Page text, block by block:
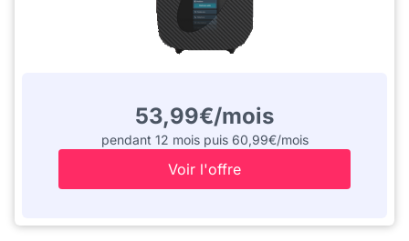
53,99€/mois
pendant 12 mois puis 60,99€/mois
Voir l'offre